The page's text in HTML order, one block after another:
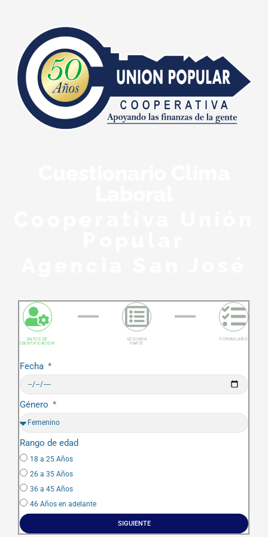
DATOS DE
IDENTIFICACIÓN
SEGUNDA
PARTE
FORMULARIO
Fecha
Género
Rango de edad
18 a 25 Años
26 a 35 Años
36 a 45 Años
46 Años en adelante
SIGUIENTE